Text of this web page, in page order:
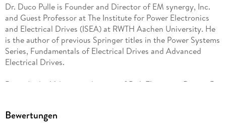
Dr. Duco Pulle is Founder and Director of EM synergy, Inc.
and Guest Professor at The Institute for Power Electronics
and Electrical Drives (ISEA) at RWTH Aachen University. He
is the author of previous Springer titles in the Power Systems
Series, Fundamentals of Electrical Drives and Advanced
Electrical Drives.
Dr. ir. André Veltman is director of Piak Electronic Design B.
Bewertungen